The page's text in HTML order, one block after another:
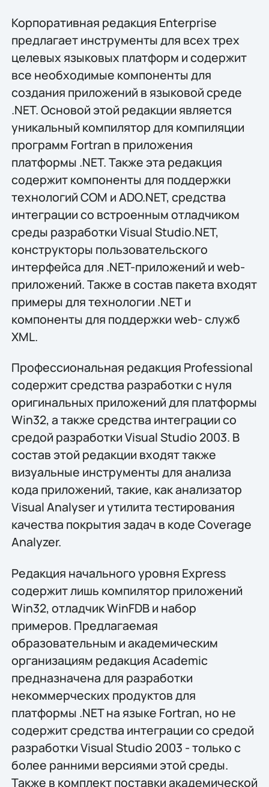
Корпоративная редакция Enterprise
предлагает инструменты для всех трех
целевых языковых платформ и содержит
все необходимые компоненты для
создания приложений в языковой среде
.NET. Основой этой редакции является
уникальный компилятор для компиляции
программ Fortran в приложения
платформы .NET. Также эта редакция
содержит компоненты для поддержки
технологий COM и ADO.NET, средства
интеграции со встроенным отладчиком
среды разработки Visual Studio.NET,
конструкторы пользовательского
интерфейса для .NET-приложений и web-
приложений. Также в состав пакета входят
примеры для технологии .NET и
компоненты для поддержки web- служб
XML.
Профессиональная редакция Professional
содержит средства разработки с нуля
оригинальных приложений для платформы
Win32, а также средства интеграции со
средой разработки Visual Studio 2003. В
состав этой редакции входят также
визуальные инструменты для анализа
кода приложений, такие, как анализатор
Visual Analyser и утилита тестирования
качества покрытия задач в коде Coverage
Analyzer.
Редакция начального уровня Express
содержит лишь компилятор приложений
Win32, отладчик WinFDB и набор
примеров. Предлагаемая
образовательным и академическим
организациям редакция Academic
предназначена для разработки
некоммерческих продуктов для
платформы .NET на языке Fortran, но не
содержит средства интеграции со средой
разработки Visual Studio 2003 - только с
более ранними версиями этой среды.
Также в комплект поставки академической